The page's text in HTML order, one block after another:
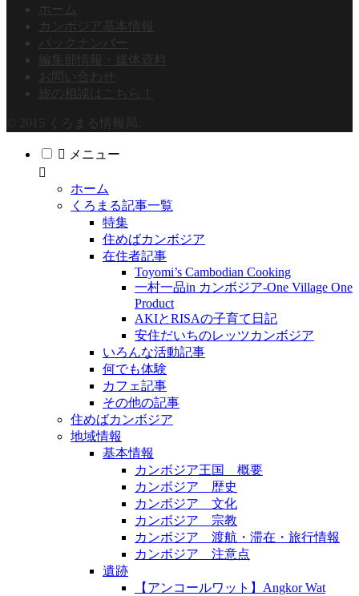
ホーム
カンボジア基本情報
バックナンバー
編集部情報・媒体資料
お問い合わせ
旅の相談はこちら！
© 2015 くろまる情報局.
メニュー
ホーム
くろまる記事一覧
特集
住めばカンボジア
在住者記事
Toyomi’s Cambodian Cooking
一村一品in カンボジア-One Village One
Product
AKIとRISAの子育て日記
安住だいちのレッツカンボジア
いろんな活動記事
何でも体験
カフェ記事
その他の記事
住めばカンボジア
地域情報
基本情報
カンボジア王国 概要
カンボジア 歴史
カンボジア 文化
カンボジア 宗教
カンボジア 渡航・滞在・旅行情報
カンボジア 注意点
遺跡
【アンコールワット】Angkor Wat